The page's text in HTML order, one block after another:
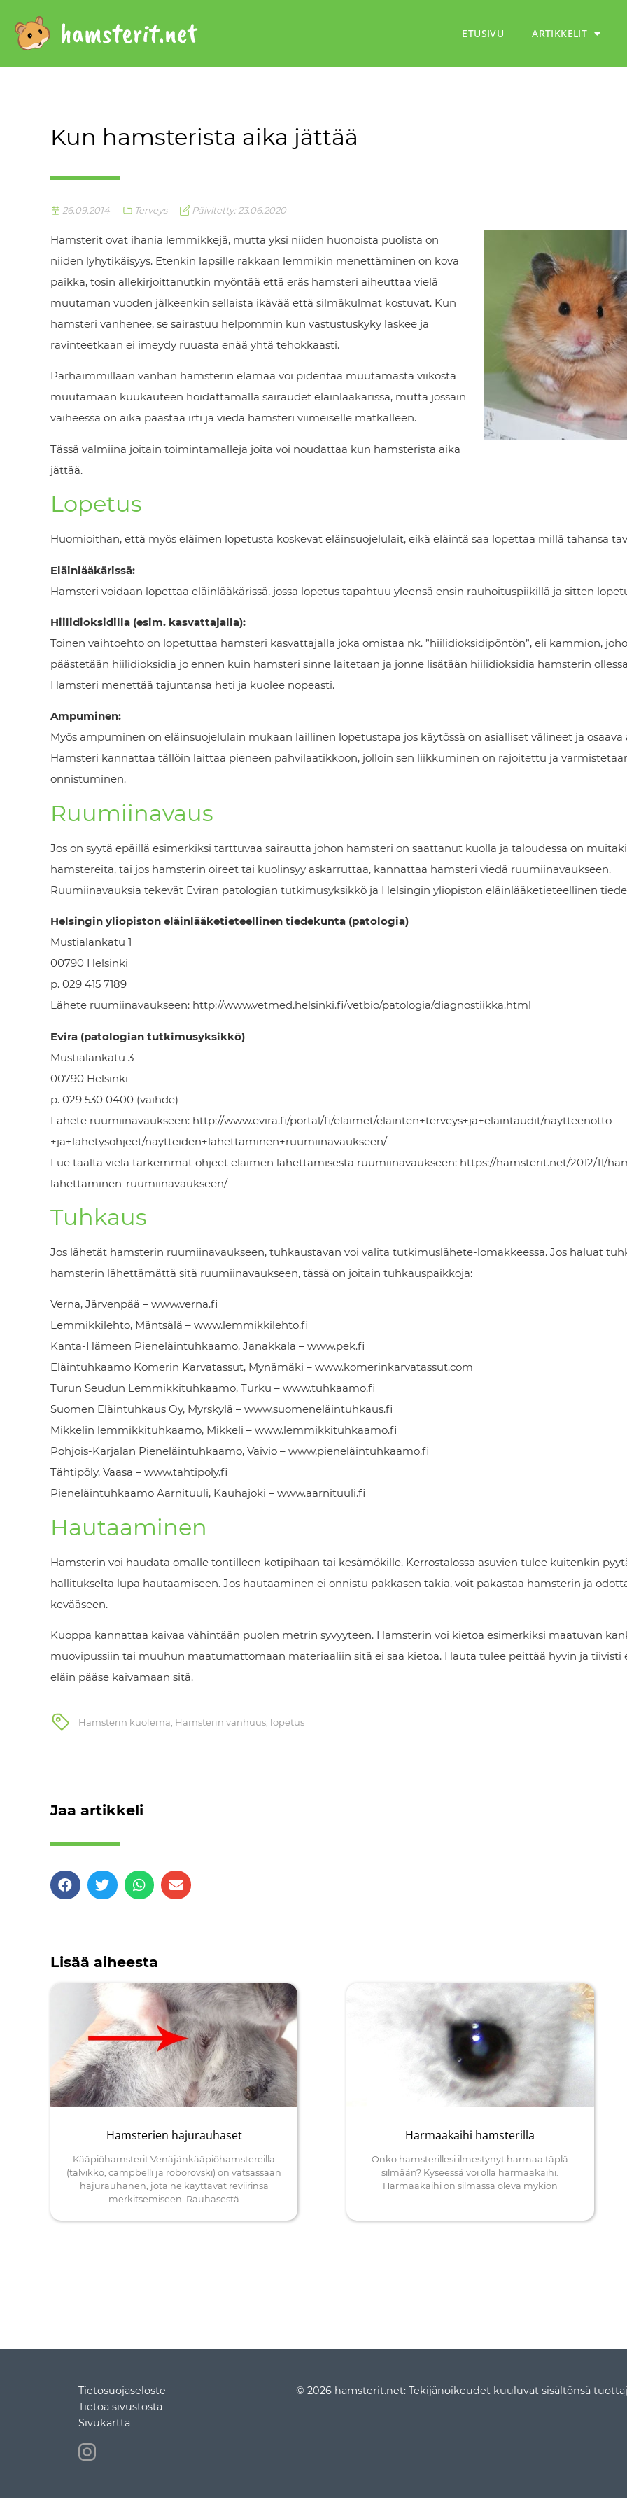
ETUSIVU ARTIKKELIT
Kun hamsterista aika jättää
26.09.2014 Terveys Päivitetty: 23.06.2020
Hamsterit ovat ihania lemmikkejä, mutta yksi niiden huonoista puolista on
niiden lyhytikäisyys. Etenkin lapsille rakkaan lemmikin menettäminen on kova
paikka, tosin allekirjoittanutkin myöntää että eräs hamsteri aiheuttaa vielä
muutaman vuoden jälkeenkin sellaista ikävää että silmäkulmat kostuvat. Kun
hamsteri vanhenee, se sairastuu helpommin kun vastustuskyky laskee ja
ravinteetkaan ei imeydy ruuasta enää yhtä tehokkaasti.
Parhaimmillaan vanhan hamsterin elämää voi pidentää muutamasta viikosta
muutamaan kuukauteen hoidattamalla sairaudet eläinlääkärissä, mutta jossain
vaiheessa on aika päästää irti ja viedä hamsteri viimeiselle matkalleen.
Tässä valmiina joitain toimintamalleja joita voi noudattaa kun hamsterista aika
jättää.
Lopetus
Huomioithan, että myös eläimen lopetusta koskevat eläinsuojelulait, eikä eläintä saa lopettaa millä tahansa
Eläinlääkärissä:
Hamsteri voidaan lopettaa eläinlääkärissä, jossa lopetus tapahtuu yleensä ensin rauhoituspiikillä ja sitten
Hiilidioksidilla (esim. kasvattajalla):
Toinen vaihtoehto on lopetuttaa hamsteri kasvattajalla joka omistaa nk. ”hiilidioksidipöntön”, eli kammion,
päästetään hiilidioksidia jo ennen kuin hamsteri sinne laitetaan ja jonne lisätään hiilidioksidia hamsterin
Hamsteri menettää tajuntansa heti ja kuolee nopeasti.
Ampuminen:
Myös ampuminen on eläinsuojelulain mukaan laillinen lopetustapa jos käytössä on asialliset välineet ja osaava
Hamsteri kannattaa tällöin laittaa pieneen pahvilaatikkoon, jolloin sen liikkuminen on rajoitettu ja
onnistuminen.
Ruumiinavaus
Jos on syytä epäillä esimerkiksi tarttuvaa sairautta johon hamsteri on saattanut kuolla ja taloudessa on
hamstereita, tai jos hamsterin oireet tai kuolinsyy askarruttaa, kannattaa hamsteri viedä ruumiinavaukseen.
Ruumiinavauksia tekevät Eviran patologian tutkimusyksikkö ja Helsingin yliopiston eläinlääketieteellinen
Helsingin yliopiston eläinlääketieteellinen tiedekunta (patologia)
Mustialankatu 1
00790 Helsinki
p. 029 415 7189
Lähete ruumiinavaukseen: http://www.vetmed.helsinki.fi/vetbio/patologia/diagnostiikka.html
Evira (patologian tutkimusyksikkö)
Mustialankatu 3
00790 Helsinki
p. 029 530 0400 (vaihde)
Lähete ruumiinavaukseen: http://www.evira.fi/portal/fi/elaimet/elainten+terveys+ja+elaintaudit/naytteenotto-
+ja+lahetysohjeet/naytteiden+lahettaminen+ruumiinavaukseen/
Lue täältä vielä tarkemmat ohjeet eläimen lähettämisestä ruumiinavaukseen: https://hamsterit.net/2012/11/
lahettaminen-ruumiinavaukseen/
Tuhkaus
Jos lähetät hamsterin ruumiinavaukseen, tuhkaustavan voi valita tutkimuslähete-lomakkeessa. Jos haluat
hamsterin lähettämättä sitä ruumiinavaukseen, tässä on joitain tuhkauspaikkoja:
Verna, Järvenpää – www.verna.fi
Lemmikkilehto, Mäntsälä – www.lemmikkilehto.fi
Kanta-Hämeen Pieneläintuhkaamo, Janakkala – www.pek.fi
Eläintuhkaamo Komerin Karvatassut, Mynämäki – www.komerinkarvatassut.com
Turun Seudun Lemmikkituhkaamo, Turku – www.tuhkaamo.fi
Suomen Eläintuhkaus Oy, Myrskylä – www.suomeneläintuhkaus.fi
Mikkelin lemmikkituhkaamo, Mikkeli – www.lemmikkituhkaamo.fi
Pohjois-Karjalan Pieneläintuhkaamo, Vaivio – www.pieneläintuhkaamo.fi
Tähtipöly, Vaasa – www.tahtipoly.fi
Pieneläintuhkaamo Aarnituuli, Kauhajoki – www.aarnituuli.fi
Hautaaminen
Hamsterin voi haudata omalle tontilleen kotipihaan tai kesämökille. Kerrostalossa asuvien tulee kuitenkin
hallitukselta lupa hautaamiseen. Jos hautaaminen ei onnistu pakkasen takia, voit pakastaa hamsterin ja
kevääseen.
Kuoppa kannattaa kaivaa vähintään puolen metrin syvyyteen. Hamsterin voi kietoa esimerkiksi maatuvan
muovipussiin tai muuhun maatumattomaan materiaaliin sitä ei saa kietoa. Hauta tulee peittää hyvin ja tiivisti
eläin pääse kaivamaan sitä.
Hamsterin kuolema, Hamsterin vanhuus, lopetus
Jaa artikkeli
Lisää aiheesta
Hamsterien hajurauhaset
Kääpiöhamsterit Venäjänkääpiöhamstereilla
(talvikko, campbelli ja roborovski) on vatsassaan
hajurauhanen, jota ne käyttävät reviirinsä
merkitsemiseen. Rauhasestä
Harmaakaihi hamsterilla
Onko hamsterillesi ilmestynyt harmaa täplä
silmään? Kyseessä voi olla harmaakaihi.
Harmaakaihi on silmässä oleva mykiön
Tietosuojaseloste
Tietoa sivustosta
Sivukartta
© 2026 hamsterit.net: Tekijänoikeudet kuuluvat sisältönsä